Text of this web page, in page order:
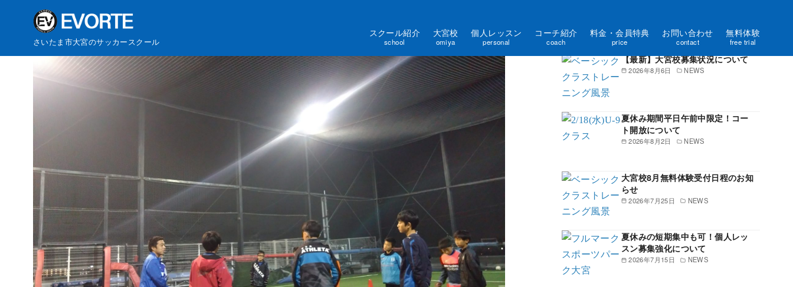
さいたま市大宮のサッカースクール
スクール紹介
school
大宮校
omiya
個人レッスン
personal
コーチ紹介
coach
料金・会員特典
price
お問い合わせ
contact
無料体験
free trial
新着記事一覧
2026年8月6日 NEWS
【最新】大宮校募集状況について
2026年8月2日 NEWS
夏休み期間平日午前中限定！コー
ト開放について
2026年7月25日 NEWS
大宮校8月無料体験受付日程のお知
らせ
2026年7月15日 NEWS
夏休みの短期集中も可！個人レッ
スン募集強化について